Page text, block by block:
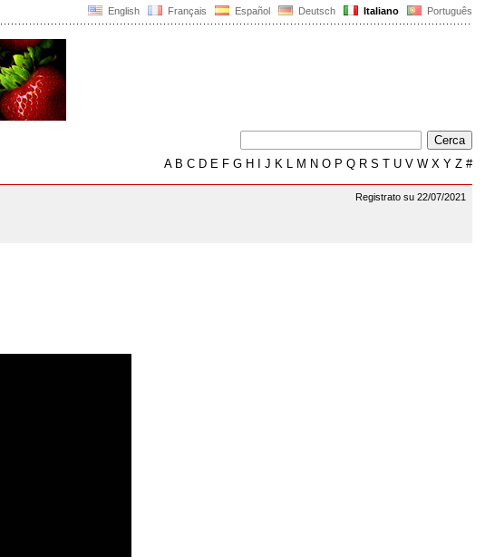
English Français Español Deutsch Italiano Português
AB C D E F G H J K L M N O P Q R S T U V W X Y Z #
Registrato su 22/07/2021